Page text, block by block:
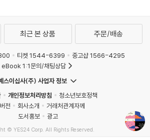
최근 본 상품 주문/배송
티켓 1544-6399
중고샵 1566-4295
eBook 1:1문의/채팅상담
스이십사(주) 사업자 정보
개인정보처리방침
청소년보호정책
전
회사소개
거래처관계자께
도서홍보
광고
© YES24 Corp. All Rights Reserved.